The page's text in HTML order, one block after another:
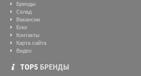
Бренды
Склад
Вакансии
Блог
Контакты
Карта сайта
Видео
ТОР5 БРЕНДЫ